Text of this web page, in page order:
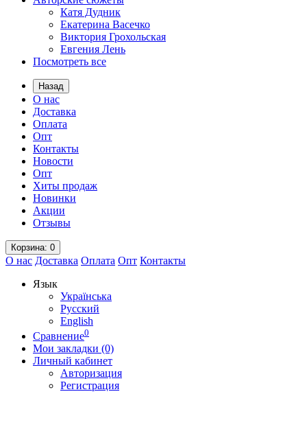
Катя Дудник
Екатерина Васечко
Виктория Грохольская
Евгения Лень
Посмотреть все
Назад
О нас
Доставка
Оплата
Опт
Контакты
Новости
Опт
Хиты продаж
Новинки
Акции
Отзывы
Корзина: 0
О нас Доставка Оплата Опт Контакты
Язык
Українська
Русский
English
Сравнение0
Мои закладки (0)
Личный кабинет
Авторизация
Регистрация